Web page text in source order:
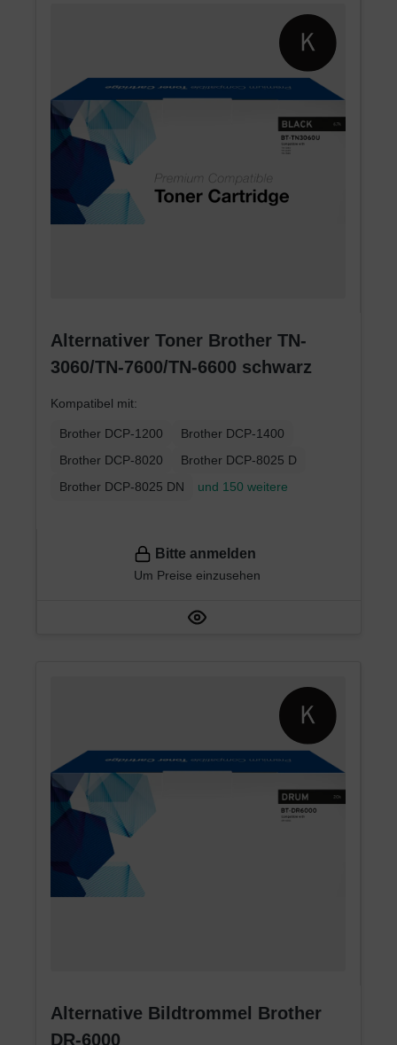
Alternativer Toner Brother TN-
3060/TN-7600/TN-6600 schwarz
Kompatibel mit:
Brother DCP-1200
Brother DCP-1400
Brother DCP-8020
Brother DCP-8025 D
Brother DCP-8025 DN
und 150 weitere
Bitte anmelden
Um Preise einzusehen
Alternative Bildtrommel Brother
DR-6000